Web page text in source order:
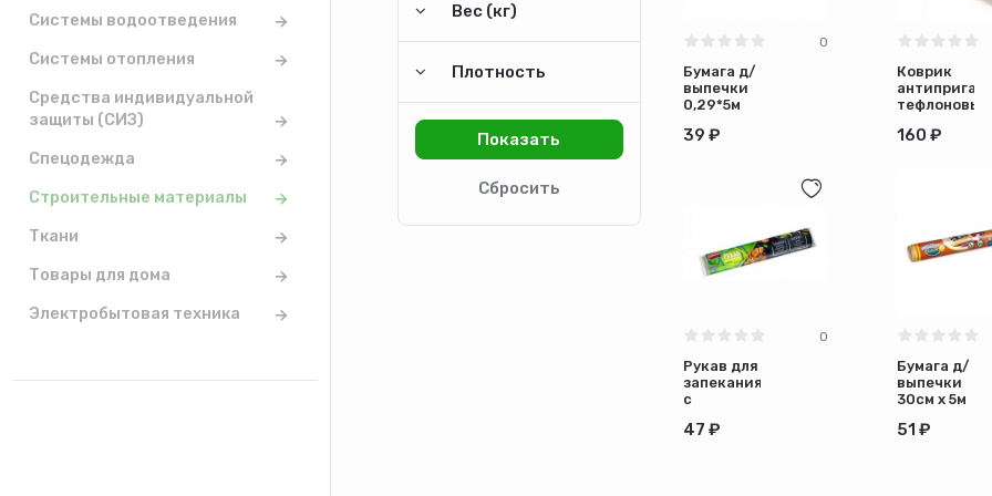
Системы водоотведения
Системы отопления
Средства индивидуальной
защиты (СИЗ)
Спецодежда
Строительные материалы
Ткани
Товары для дома
Электробытовая техника
Вес (кг)
Плотность
0
Бумага д/
выпечки
0,29*5м
Technology
39 ₽
Коврик
тефлоновый
Komfi
160 ₽
0
Рукав для
запекания
с
Eco
47 ₽
Бумага д/
выпечки
30см х 5м
карт.коробке
51 ₽